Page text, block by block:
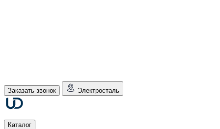
Заказать звонок Электросталь
Каталог